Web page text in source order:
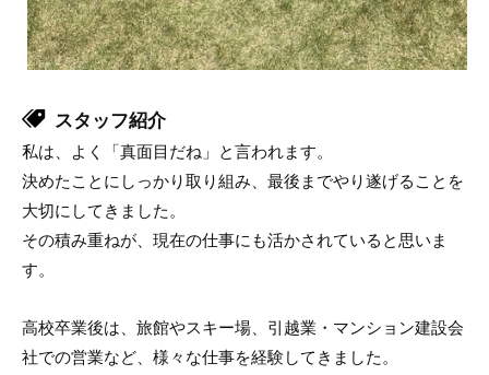
スタッフ紹介
私は、よく「真面目だね」と言われます。
決めたことにしっかり取り組み、最後までやり遂げることを
大切にしてきました。
その積み重ねが、現在の仕事にも活かされていると思いま
す。
高校卒業後は、旅館やスキー場、引越業・マンション建設会
社での営業など、様々な仕事を経験してきました。